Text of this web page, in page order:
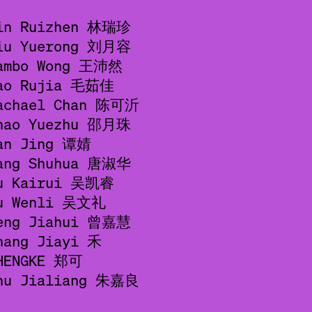
Ruizhen 林瑞珍
Yuerong 刘月容
Wong 王沛然
Rujia 毛茹佳
Chan 陈可沂
Yuezhu 邵月珠
Jing 谭婧
Shuhua 唐淑华
Kairui 吴凯睿
Wenli 吴文礼
Jiahui 曾嘉慧
Jiayi 禾
郑可
Jialiang 朱嘉良